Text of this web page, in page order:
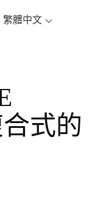
繁體中文
式的